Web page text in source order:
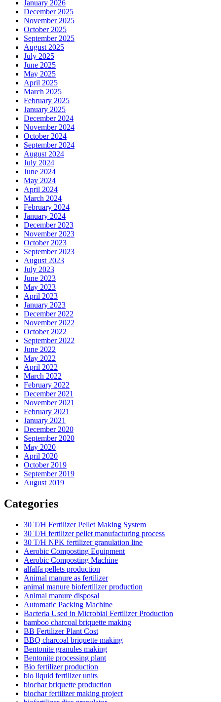
January 2026
December 2025
November 2025
October 2025
September 2025
August 2025
July 2025
June 2025
May 2025
April 2025
March 2025
February 2025
January 2025
December 2024
November 2024
October 2024
September 2024
August 2024
July 2024
June 2024
May 2024
April 2024
March 2024
February 2024
January 2024
December 2023
November 2023
October 2023
September 2023
August 2023
July 2023
June 2023
May 2023
April 2023
January 2023
December 2022
November 2022
October 2022
September 2022
June 2022
May 2022
April 2022
March 2022
February 2022
December 2021
November 2021
February 2021
January 2021
December 2020
September 2020
May 2020
April 2020
October 2019
September 2019
August 2019
Categories
30 T/H Fertilizer Pellet Making System
30 T/H fertilizer pellet manufacturing process
30 T/H NPK fertilizer granulation line
Aerobic Composting Equipment
Aerobic Composting Machine
alfalfa pellets production
Animal manure as fertilizer
animal manure biofertilizer production
Animal manure disposal
Automatic Packing Machine
Bacteria Used in Microbial Fertilizer Production
bamboo charcoal briquette making
BB Fertilizer Plant Cost
BBQ charcoal briquette making
Bentonite granules making
Bentonite processing plant
Bio fertilizer production
bio liquid fertilizer units
biochar briquette production
biochar fertilizer making project